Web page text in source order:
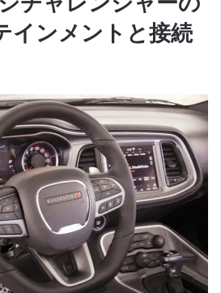
インメントと接続